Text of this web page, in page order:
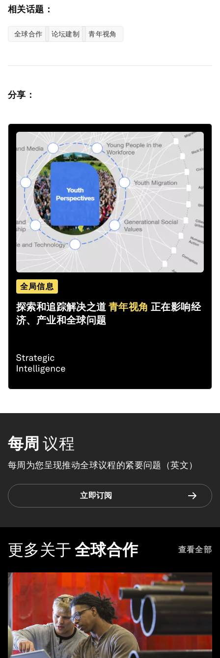
相关话题：
全球合作 论坛建制 青年视角
分享：
全局信息
探索和追踪解决之道青年视角 正在影响经
济、产业和全球问题
每周 议程
每周为您呈现推动全球议程的紧要问题（英文）
立即订阅
更多关于 全球合作 查看全部